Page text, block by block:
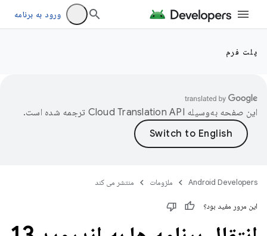
ورود به برنامه
پلت فرم
این صفحه به‌وسیله ترجمه شده است.
Android Developers ملزومات منتشر می کند
این مرور مفید بود؟